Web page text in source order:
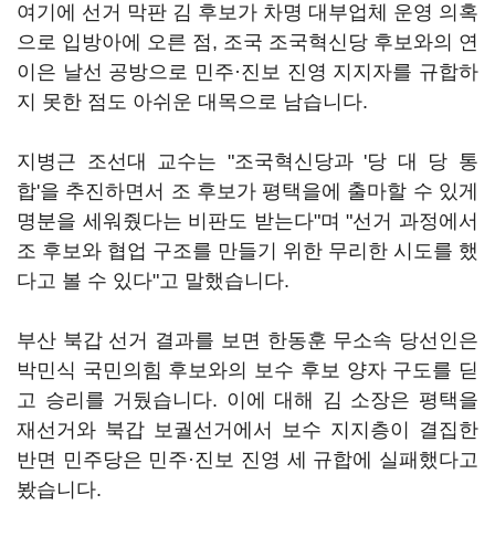
여기에 선거 막판 김 후보가 차명 대부업체 운영 의혹
으로 입방아에 오른 점, 조국 조국혁신당 후보와의 연
이은 날선 공방으로 민주·진보 진영 지지자를 규합하
지 못한 점도 아쉬운 대목으로 남습니다.
지병근 조선대 교수는 "조국혁신당과 '당 대 당 통
합'을 추진하면서 조 후보가 평택을에 출마할 수 있게
명분을 세워줬다는 비판도 받는다"며 "선거 과정에서
조 후보와 협업 구조를 만들기 위한 무리한 시도를 했
다고 볼 수 있다"고 말했습니다.
부산 북갑 선거 결과를 보면 한동훈 무소속 당선인은
박민식 국민의힘 후보와의 보수 후보 양자 구도를 딛
고 승리를 거뒀습니다. 이에 대해 김 소장은 평택을
재선거와 북갑 보궐선거에서 보수 지지층이 결집한
반면 민주당은 민주·진보 진영 세 규합에 실패했다고
봤습니다.